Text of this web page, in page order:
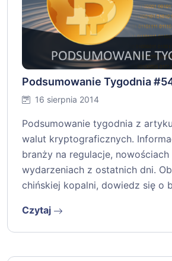
Podsumowanie Tygodnia
16 sierpnia 2014
Podsumowanie tygodnia z
walut kryptograficznych.
branży na regulacje,
wydarzeniach z ostatnich dni.
chińskiej kopalni, dowiedz się o
Czytaj